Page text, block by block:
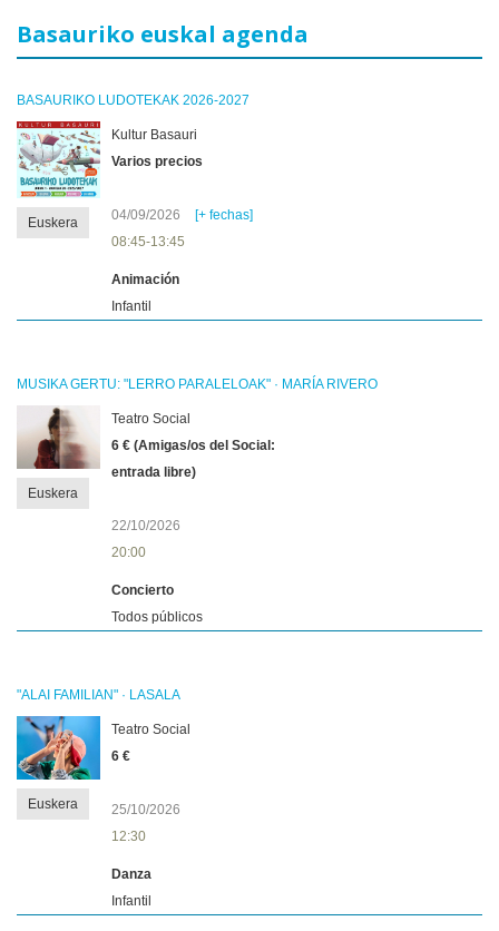
Basauriko euskal agenda
BASAURIKO LUDOTEKAK 2026-2027
Euskera
Kultur Basauri
Varios precios
04/09/2026
[+ fechas]
08:45-13:45
Animación
Infantil
MUSIKA GERTU: "LERRO PARALELOAK" · MARÍA RIVERO
Euskera
Teatro Social
6 € (Amigas/os del Social:
entrada libre)
22/10/2026
20:00
Concierto
Todos públicos
"ALAI FAMILIAN" · LASALA
Euskera
Teatro Social
6 €
25/10/2026
12:30
Danza
Infantil